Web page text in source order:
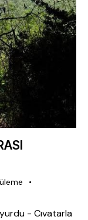
- Cıvatarla